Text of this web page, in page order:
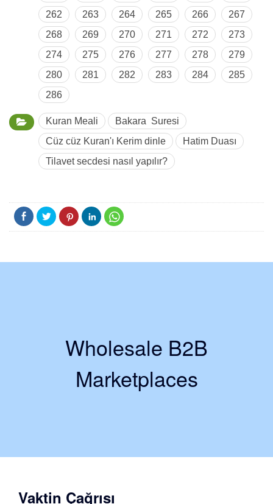
262
263 264 265 266
267
268
269 270 271 272
273
274
275 276 277 278
279
280
281 282 283 284
285
286
Kuran Meali
Bakara Suresi
Cüz cüz Kuran'ı Kerim dinle
Hatim Duası
Tilavet secdesi nasıl yapılır?
Wholesale B2B
Marketplaces
Vaktin Çağrısı